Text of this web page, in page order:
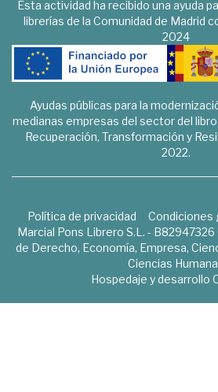
Esta actividad ha recibido una ayuda
librerías de la Comunidad de Madrid
2024
Ayudas públicas para la
medianas empresas del sector del
Recuperación, Transformación y
2022.
Política de privacidad Condiciones
Marcial Pons Librero S.L. -
de Derecho, Economía, Empresa,
Ciencias
Hospedaje y desarrollo